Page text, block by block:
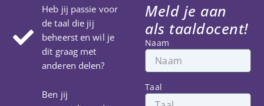
Heb jij passie voor
de taal die jij
beheerst en wil je
dit graag met
anderen delen?
Ben jij
Meld je aan
als taaldocent!
Naam
Taal